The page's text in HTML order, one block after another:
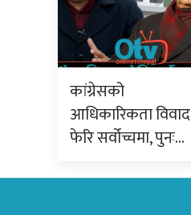
कांग्रेसको
आधिकारिकता विवाद
फेरि सर्वोच्चमा, पुनः…